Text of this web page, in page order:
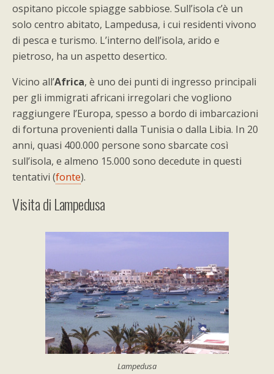
ospitano piccole spiagge sabbiose. Sull’isola c’è un
solo centro abitato, Lampedusa, i cui residenti vivono
di pesca e turismo. L’interno dell’isola, arido e
pietroso, ha un aspetto desertico.
Vicino all’Africa, è uno dei punti di ingresso principali
per gli immigrati africani irregolari che vogliono
raggiungere l’Europa, spesso a bordo di imbarcazioni
di fortuna provenienti dalla Tunisia o dalla Libia. In 20
anni, quasi 400.000 persone sono sbarcate così
sull’isola, e almeno 15.000 sono decedute in questi
tentativi (fonte).
Visita di Lampedusa
Lampedusa